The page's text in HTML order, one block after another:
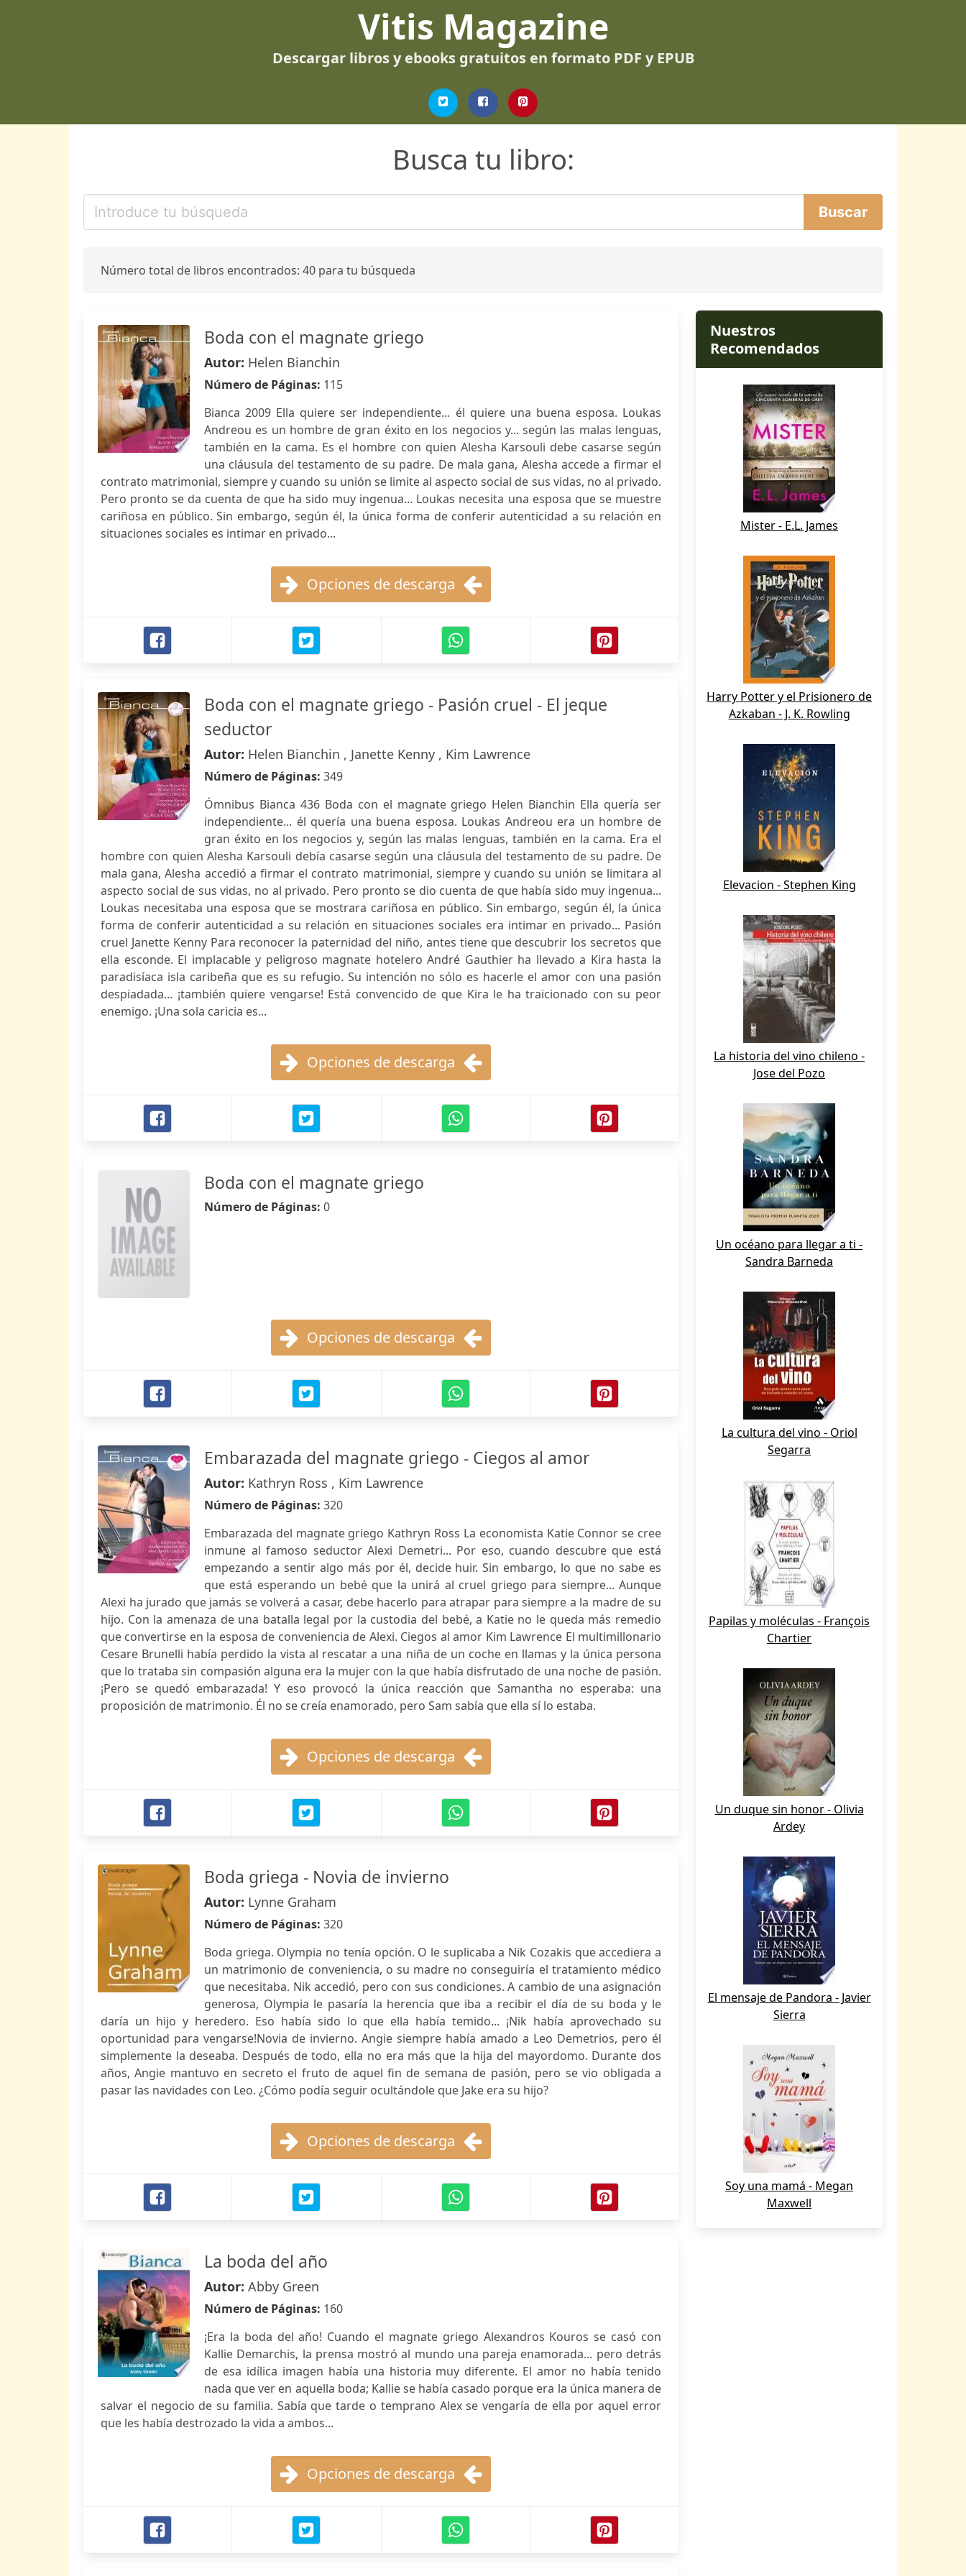
Vitis Magazine
Descargar libros y ebooks gratuitos en formato PDF y EPUB
Busca tu libro:
Número total de libros encontrados: 40 para tu búsqueda
Boda con el magnate griego
Autor: Helen Bianchin
Número de Páginas: 115
Bianca 2009 Ella quiere ser independiente... él quiere una buena esposa. Loukas
Andreou es un hombre de gran éxito en los negocios y... según las malas lenguas,
también en la cama. Es el hombre con quien Alesha Karsouli debe casarse según
una cláusula del testamento de su padre. De mala gana, Alesha accede a firmar el
contrato matrimonial, siempre y cuando su unión se limite al aspecto social de sus vidas, no al privado.
Pero pronto se da cuenta de que ha sido muy ingenua... Loukas necesita una esposa que se muestre
cariñosa en público. Sin embargo, según él, la única forma de conferir autenticidad a su relación en
situaciones sociales es intimar en privado...
Opciones de descarga
Boda con el magnate griego - Pasión cruel - El jeque
seductor
Autor: Helen Bianchin , Janette Kenny , Kim Lawrence
Número de Páginas: 349
Ómnibus Bianca 436 Boda con el magnate griego Helen Bianchin Ella quería ser
independiente... él quería una buena esposa. Loukas Andreou era un hombre de
gran éxito en los negocios y, según las malas lenguas, también en la cama. Era el
hombre con quien Alesha Karsouli debía casarse según una cláusula del testamento de su padre. De
mala gana, Alesha accedió a firmar el contrato matrimonial, siempre y cuando su unión se limitara al
aspecto social de sus vidas, no al privado. Pero pronto se dio cuenta de que había sido muy ingenua...
Loukas necesitaba una esposa que se mostrara cariñosa en público. Sin embargo, según él, la única
forma de conferir autenticidad a su relación en situaciones sociales era intimar en privado... Pasión
cruel Janette Kenny Para reconocer la paternidad del niño, antes tiene que descubrir los secretos que
ella esconde. El implacable y peligroso magnate hotelero André Gauthier ha llevado a Kira hasta la
paradisíaca isla caribeña que es su refugio. Su intención no sólo es hacerle el amor con una pasión
despiadada... ¡también quiere vengarse! Está convencido de que Kira le ha traicionado con su peor
enemigo. ¡Una sola caricia es...
Opciones de descarga
Boda con el magnate griego
Número de Páginas: 0
Opciones de descarga
Embarazada del magnate griego - Ciegos al amor
Autor: Kathryn Ross , Kim Lawrence
Número de Páginas: 320
Embarazada del magnate griego Kathryn Ross La economista Katie Connor se cree
inmune al famoso seductor Alexi Demetri... Por eso, cuando descubre que está
empezando a sentir algo más por él, decide huir. Sin embargo, lo que no sabe es
que está esperando un bebé que la unirá al cruel griego para siempre... Aunque
Alexi ha jurado que jamás se volverá a casar, debe hacerlo para atrapar para siempre a la madre de su
hijo. Con la amenaza de una batalla legal por la custodia del bebé, a Katie no le queda más remedio
que convertirse en la esposa de conveniencia de Alexi. Ciegos al amor Kim Lawrence El multimillonario
Cesare Brunelli había perdido la vista al rescatar a una niña de un coche en llamas y la única persona
que lo trataba sin compasión alguna era la mujer con la que había disfrutado de una noche de pasión.
¡Pero se quedó embarazada! Y eso provocó la única reacción que Samantha no esperaba: una
proposición de matrimonio. Él no se creía enamorado, pero Sam sabía que ella sí lo estaba.
Opciones de descarga
Boda griega - Novia de invierno
Autor: Lynne Graham
Número de Páginas: 320
Boda griega. Olympia no tenía opción. O le suplicaba a Nik Cozakis que accediera a
un matrimonio de conveniencia, o su madre no conseguiría el tratamiento médico
que necesitaba. Nik accedió, pero con sus condiciones. A cambio de una asignación
generosa, Olympia le pasaría la herencia que iba a recibir el día de su boda y le
daría un hijo y heredero. Eso había sido lo que ella había temido... ¡Nik había aprovechado su
oportunidad para vengarse!Novia de invierno. Angie siempre había amado a Leo Demetrios, pero él
simplemente la deseaba. Después de todo, ella no era más que la hija del mayordomo. Durante dos
años, Angie mantuvo en secreto el fruto de aquel fin de semana de pasión, pero se vio obligada a
pasar las navidades con Leo. ¿Cómo podía seguir ocultándole que Jake era su hijo?
Opciones de descarga
La boda del año
Autor: Abby Green
Número de Páginas: 160
¡Era la boda del año! Cuando el magnate griego Alexandros Kouros se casó con
Kallie Demarchis, la prensa mostró al mundo una pareja enamorada... pero detrás
de esa idílica imagen había una historia muy diferente. El amor no había tenido
nada que ver en aquella boda; Kallie se había casado porque era la única manera de
salvar el negocio de su familia. Sabía que tarde o temprano Alex se vengaría de ella por aquel error
que les había destrozado la vida a ambos...
Opciones de descarga
Nuestros
Recomendados
Mister - E.L. James
Harry Potter y el Prisionero de
Azkaban - J. K. Rowling
Elevacion - Stephen King
La historia del vino chileno -
Jose del Pozo
Un océano para llegar a ti -
Sandra Barneda
La cultura del vino - Oriol
Segarra
Papilas y moléculas - François
Chartier
Un duque sin honor - Olivia
Ardey
El mensaje de Pandora - Javier
Sierra
Soy una mamá - Megan
Maxwell